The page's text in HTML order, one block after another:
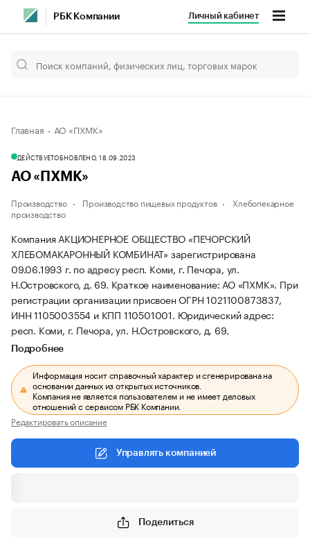
РБК Компании Личный кабинет
Главная АО «ПХМК»
ДЕЙСТВУЕТОБНОВЛЕНО, 18.09.2023
АО «ПХМК»
Производство Производство пищевых продуктов
Хлебопекарное
производство
Компания АКЦИОНЕРНОЕ ОБЩЕСТВО «ПЕЧОРСКИЙ
ХЛЕБОМАКАРОННЫЙ КОМБИНАТ» зарегистрирована
09.06.1993 г. по адресу респ. Коми, г. Печора, ул.
Н.Островского, д. 69. Краткое наименование: АО «ПХМК». При
регистрации организации присвоен ОГРН 1021100873837,
ИНН 1105003554 и КПП 110501001. Юридический адрес:
респ. Коми, г. Печора, ул. Н.Островского, д. 69.
Подробнее
Информация носит справочный характер и сгенерирована на
основании данных из открытых источников.
Компания не является пользователем и не имеет деловых
отношений с сервисом РБК Компании.
Редактировать описание
Управлять компанией
Поделиться